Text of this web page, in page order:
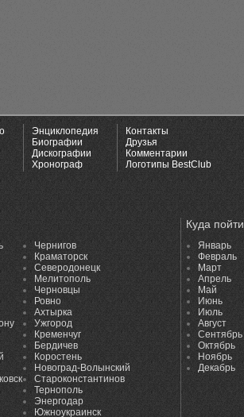
Энциклопедия
Биографии
Дискографии
Хронограф
Контакты
Друзья
Комментарии
Логотипы BestClub
Чернигов
Краматорск
Северодонецк
Мелитополь
Черновцы
Ровно
Ахтырка
Ужгород
Кременчуг
Бердичев
Коростень
Новоград-Волынский
Староконстантинов
Тернополь
Энергодар
Южноукраинск
Куда пойти
Январь
Февраль
Март
Апрель
Май
Июнь
Июль
Август
Сентябрь
Октябрь
Ноябрь
Декабрь